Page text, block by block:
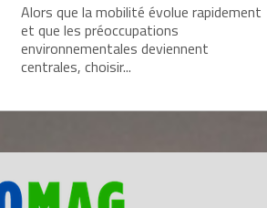
Alors que la mobilité évolue rapidement
et que les préoccupations
environnementales deviennent
centrales, choisir...